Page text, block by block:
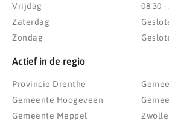
Vrijdag
Zaterdag
Zondag
08:30 -
Actief in de regio
Provincie Drenthe
Gemeente Hoogeveen
Gemeente Meppel
Zwolle